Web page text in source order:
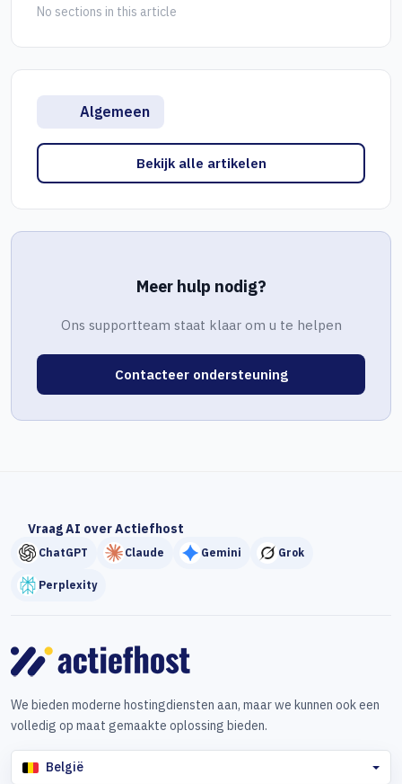
No sections in this article
Algemeen
Bekijk alle artikelen
Meer hulp nodig?
Ons supportteam staat klaar om u te helpen
Contacteer ondersteuning
Vraag AI over Actiefhost
ChatGPT Claude Gemini Grok
Perplexity
We bieden moderne hostingdiensten aan, maar we kunnen ook een
volledig op maat gemaakte oplossing bieden.
België